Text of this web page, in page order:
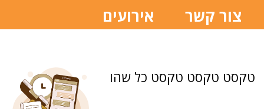
צור קשר
אירועים
טקסט טקסט טקסט כל שהו